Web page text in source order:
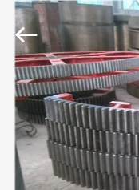
বাড়ি
পণ্য
Luoyang
Zhongtai
Industries
CO.,LTD.
Rights
Reserved.